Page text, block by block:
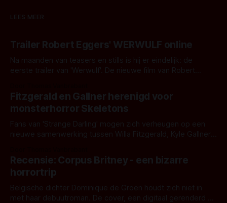
LEES MEER
Trailer Robert Eggers' WERWULF online
Na maanden van teasers en stills is hij er eindelijk: de
eerste trailer van 'Werwulf'. De nieuwe film van Robert
kille stijl vol folklore en mythe. Het topic deze keer is (kon
het het al raden?)... de weerwolf. Kijk je mee?
Fitzgerald en Gallner herenigd voor
monsterhorror Skeletons
Fans van 'Strange Darling' mogen zich verheugen op een
nieuwe samenwerking tussen Willa Fitzgerald, Kyle Gallner
'Skeletons', een nieuwe creature feature waarvoor de
opnames zijn gestart in Australië.
Recensie: Corpus Britney - een bizarre
horrortrip
Belgische dichter Dominique de Groen houdt zich niet in
met haar debuutroman. De cover, een digitaal gerenderd en